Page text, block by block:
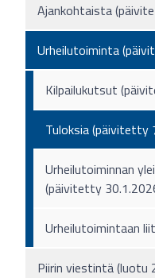
Ajankohtaista
Urheilutoiminta
Kilpailukutsut
Tuloksia (päivitetty
Urheilutoiminnan
(päivitetty
Urheilutoimintaan
Piirin viestintä (luotu